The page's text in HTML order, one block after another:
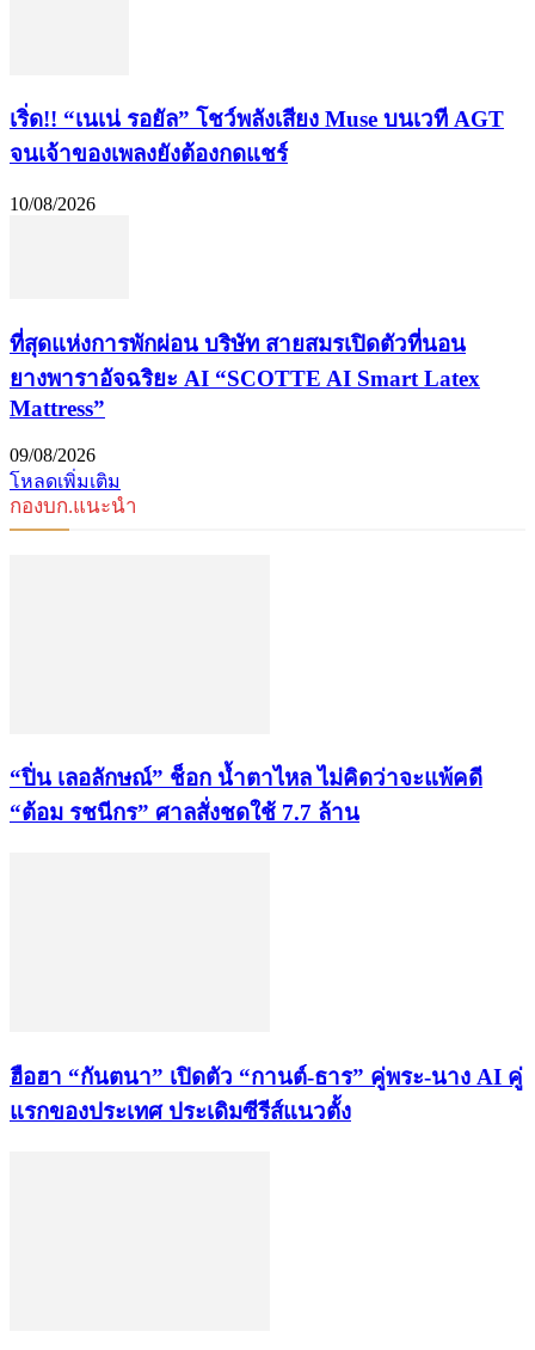
เริ่ด!! “เนเน่ รอยัล” โชว์พลังเสียง Muse บนเวที AGT
จนเจ้าของเพลงยังต้องกดแชร์
10/08/2026
ที่สุดแห่งการพักผ่อน บริษัท สายสมรเปิดตัวที่นอน
ยางพาราอัจฉริยะ AI “SCOTTE AI Smart Latex
Mattress”
09/08/2026
โหลดเพิ่มเติม
กองบก.แนะนำ
“ปิ่น เลอลักษณ์” ช็อก น้ำตาไหล ไม่คิดว่าจะแพ้คดี
“ต้อม รชนีกร” ศาลสั่งชดใช้ 7.7 ล้าน
ฮือฮา “กันตนา” เปิดตัว “กานต์-ธาร” คู่พระ-นาง AI คู่
แรกของประเทศ ประเดิมซีรีส์แนวตั้ง